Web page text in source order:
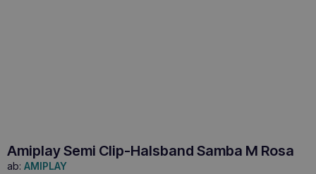
Amiplay Semi Clip-Halsband Samba M Rosa
ab: AMIPLAY